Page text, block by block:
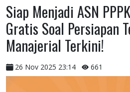
Siap Menjadi ASN
Gratis Soal Persiapan
Manajerial Terkini!
26 Nov 2025 23:14 661